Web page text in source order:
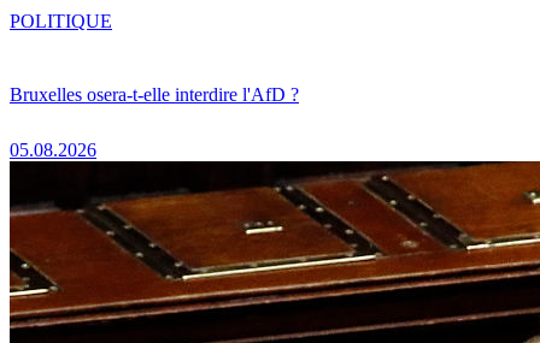
Bruxelles osera-t-elle interdire l'AfD ?
05.08.2026
POLITIQUE